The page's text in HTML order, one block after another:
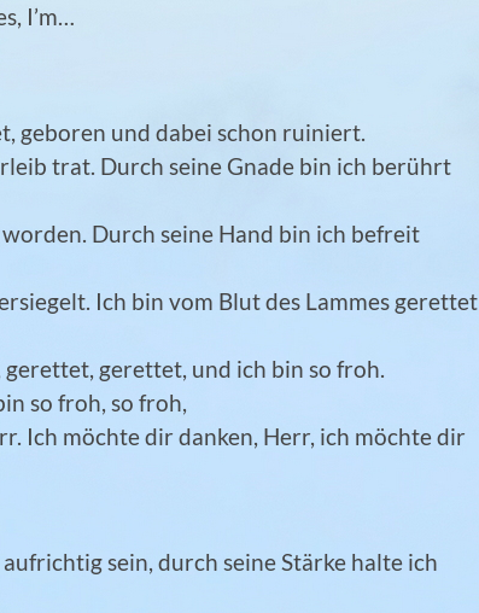
I’m…
geboren und dabei schon ruiniert.
trat. Durch seine Gnade bin ich berührt
Durch seine Hand bin ich befreit
Ich bin vom Blut des Lammes gerettet
gerettet, und ich bin so froh.
so froh, so froh,
Ich möchte dir danken, Herr, ich möchte dir
sein, durch seine Stärke halte ich